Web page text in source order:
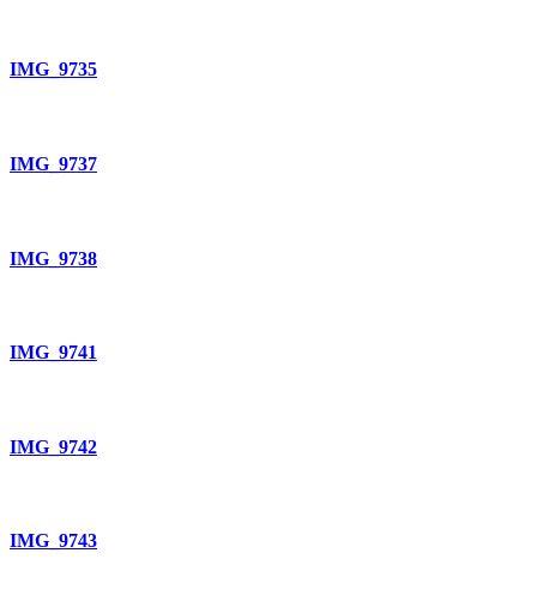
IMG_9735
IMG_9737
IMG_9738
IMG_9741
IMG_9742
IMG_9743